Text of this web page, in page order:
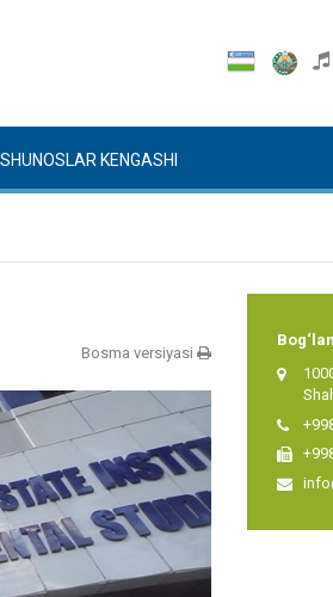
KENGASHI
Bosma versiyasi